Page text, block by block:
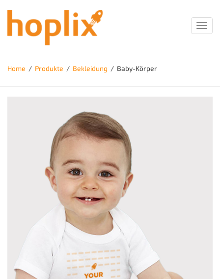
Home / Produkte / Bekleidung / Baby-Körper